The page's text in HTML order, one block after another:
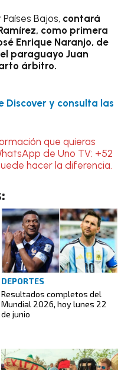
Bajos, contará
como primera
Enrique Naranjo, de
paraguayo Juan
árbitro.
Discover y consulta las
que quieras
de Uno TV: +52
hacer la diferencia.
DEPORTES
Resultados completos del
Mundial 2026, hoy lunes 22
de junio